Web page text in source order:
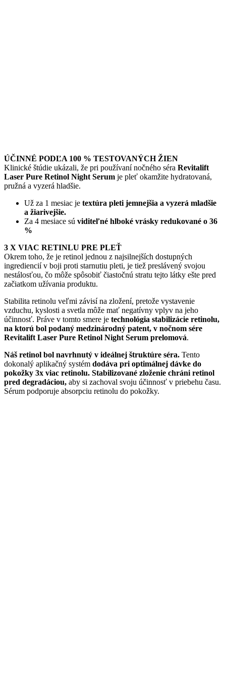
ÚČINNÉ PODĽA 100 % TESTOVANÝCH ŽIEN
Klinické štúdie ukázali, že pri používaní nočného séra Revitalift
Laser Pure Retinol Night Serum je pleť okamžite hydratovaná,
pružná a vyzerá hladšie.
Už za 1 mesiac je textúra pleti jemnejšia a vyzerá mladšie
a žiarivejšie.
Za 4 mesiace sú viditeľné hlboké vrásky redukované o 36
%
3 X VIAC RETINLU PRE PLEŤ
Okrem toho, že je retinol jednou z najsilnejších dostupných
ingrediencií v boji proti starnutiu pleti, je tiež preslávený svojou
nestálosťou, čo môže spôsobiť čiastočnú stratu tejto látky ešte pred
začiatkom užívania produktu.
Stabilita retinolu veľmi závisí na zložení, pretože vystavenie
vzduchu, kyslosti a svetla môže mať negatívny vplyv na jeho
účinnosť. Práve v tomto smere je technológia stabilizácie retinolu,
na ktorú bol podaný medzinárodný patent, v nočnom sére
Revitalift Laser Pure Retinol Night Serum prelomová.
Náš retinol bol navrhnutý v ideálnej štruktúre séra. Tento
dokonalý aplikačný systém dodáva pri optimálnej dávke do
pokožky 3x viac retinolu. Stabilizované zloženie chráni retinol
pred degradáciou, aby si zachoval svoju účinnosť v priebehu času.
Sérum podporuje absorpciu retinolu do pokožky.